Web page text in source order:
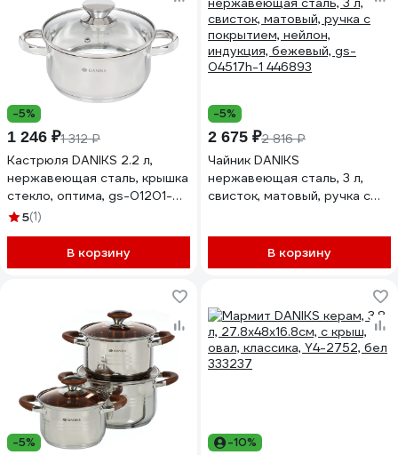
-5%
1 246 ₽1 312 ₽
Кастрюля DANIKS 2.2 л,
нержавеющая сталь, крышка
стекло, оптима, gs-01201-
18ca, индукция 332354
5(1)
В корзину
-5%
2 675 ₽2 816 ₽
Чайник DANIKS
нержавеющая сталь, 3 л,
свисток, матовый, ручка с
04517h-1 446893
В корзину
-5% -10%